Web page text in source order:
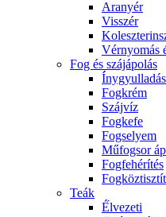
Aranyér
Visszér
Vérnyomás
Fog és szájápolás
Í́nygyulladás
Fogkrém
Szájvíz
Fogkefe
Fogselyem
Műfogsor
Fogfehérítés
Teák
É́lvezeti